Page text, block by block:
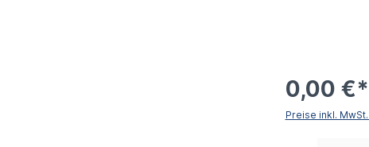
0,00 €*
Preise inkl.